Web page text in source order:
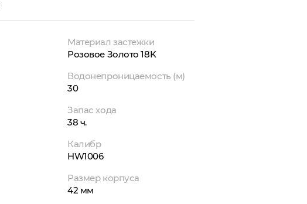
Материал застежки
Розовое Золото 18K
Водонепроницаемость (м)
30
Запас хода
38 ч.
Калибр
HW1006
Размер корпуса
42 мм